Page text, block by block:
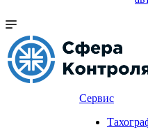
Сервис